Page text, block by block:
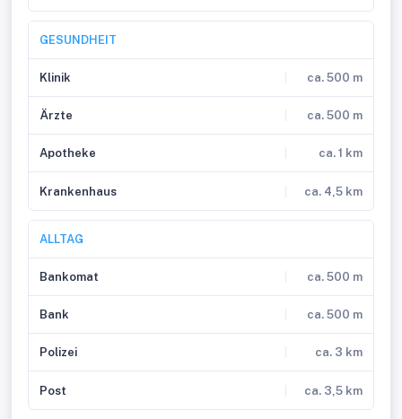
GESUNDHEIT
Klinik ca. 500 m
Ärzte ca. 500 m
Apotheke ca. 1 km
Krankenhaus ca. 4,5 km
ALLTAG
Bankomat ca. 500 m
Bank ca. 500 m
Polizei ca. 3 km
Post ca. 3,5 km